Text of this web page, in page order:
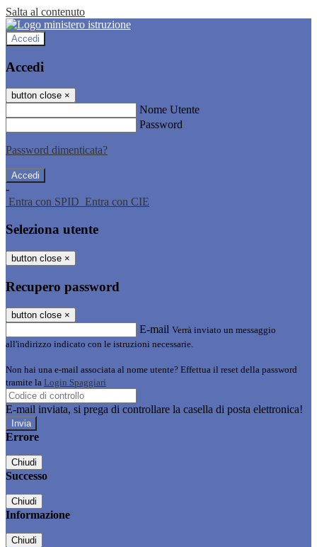
Salta al contenuto
Accedi
Accedi
button close ×
Nome Utente
Password
Password dimenticata?
-
Entra con SPID Entra con CIE
Seleziona utente
button close ×
Recupero password
button close ×
E-mail Verrà inviato un messaggio
all'indirizzo indicato con le istruzioni necessarie.
Non hai una e-mail associata al nome utente? Effettua il reset della password
tramite la Login Spaggiari
E-mail inviata, si prega di controllare la casella di posta elettronica!
Errore
Chiudi
Successo
Chiudi
Informazione
Chiudi